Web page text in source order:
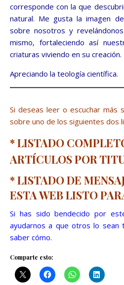
corresponde con la que
natural. Me gusta la imagen
sobre nosotros y
mismo, fortaleciendo así
criaturas viviendo en su creación.
Apreciando la teología científica.
Si deseas leer o escuchar más
sobre uno de los siguientes dos
*LISTADO
ARTÍCULOS POR
*LISTADO DE
ESTA WEBLISTO
Si has sido bendecido por
ayudarnos a que otros lo sean
saber cómo.
Comparte esto: